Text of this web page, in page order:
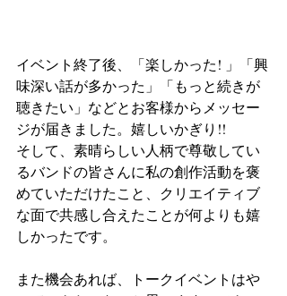
イベント終了後、「楽しかった! 」「興
味深い話が多かった」「もっと続きが
聴きたい」などとお客様からメッセー
ジが届きました。嬉しいかぎり!!
そして、素晴らしい人柄で尊敬してい
るバンドの皆さんに私の創作活動を褒
めていただけたこと、クリエイティブ
な面で共感し合えたことが何よりも嬉
しかったです。
また機会あれば、トークイベントはや